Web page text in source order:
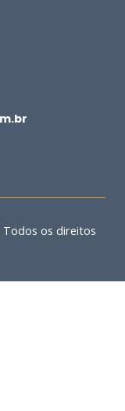
os direitos